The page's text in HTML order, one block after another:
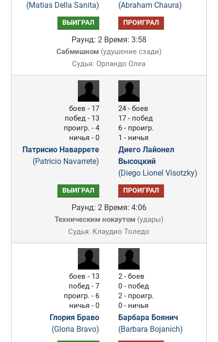
(Matias Della Sanita)
(Abraham Chaura)
ВЫИГРАЛ ПРОИГРАЛ
Раунд: 2 Время: 3:58
Сабмишном(удушение сзади)
Судья: Орландо Олеа
боев - 17
побед - 13
проигр. - 4
ничья - 0
Патрисио Наваррете
(Patricio Navarrete)
24 - боев
17 - побед
6 - проигр.
1 - ничья
Диего Лайонел
Высоцкий
(Diego Lionel Visotzky)
ВЫИГРАЛ ПРОИГРАЛ
Раунд: 2 Время: 4:06
Техническим нокаутом(удары)
Судья: Клаудио Толедо
боев - 13
побед - 7
проигр. - 6
ничья - 0
Глория Браво
(Gloria Bravo)
2 - боев
0 - побед
2 - проигр.
0 - ничья
Барбара Боянич
(Barbara Bojanich)